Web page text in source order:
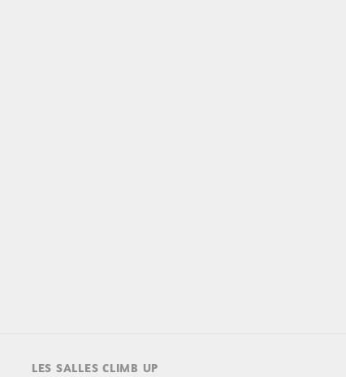
LES SALLES CLIMB UP